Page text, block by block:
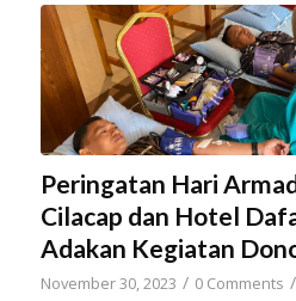
Peringatan Hari
Cilacap dan Hotel
Adakan Kegiatan
November 30, 2023 / 0 Comments /